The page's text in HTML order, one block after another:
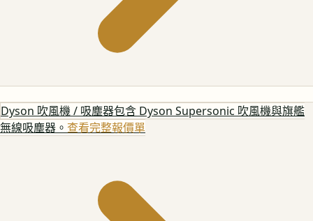
Dyson 吹風機 / 吸塵器包含 Dyson Supersonic 吹風機與旗艦
無線吸塵器。 查看完整報價單